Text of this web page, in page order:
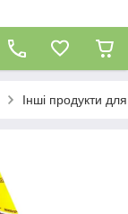
Інші продукти